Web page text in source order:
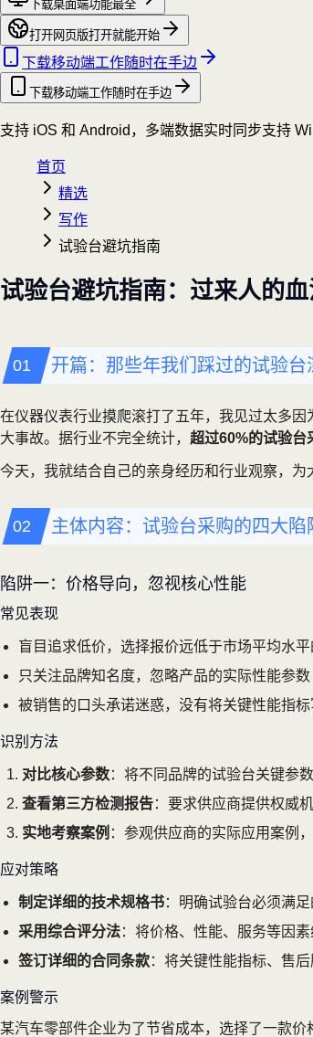
下载桌面端功能最全
打开网页版打开就能开始
下载移动端工作随时在手边
下载移动端工作随时在手边
支持 iOS 和 Android，多端数据实时同步支持
首页
精选
写作
试验台避坑指南
试验台避坑指南：过来人的血
开篇：那些年我们踩过的试验台
在仪器仪表行业摸爬滚打了五年，我见过太多
大事故。据行业不完全统计， 超过60%的试验台
今天，我就结合自己的亲身经历和行业观察，
主体内容：试验台采购的四大陷
陷阱一：价格导向，忽视核心性能
常见表现
盲目追求低价，选择报价远低于市场平均水
只关注品牌知名度，忽略产品的实际性能参数
被销售的口头承诺迷惑，没有将关键性能指标
识别方法
对比核心参数：将不同品牌的试验台关键参
查看第三方检测报告：要求供应商提供权威
实地考察案例 ：参观供应商的实际应用案例
应对策略
制定详细的技术规格书：明确试验台必须满
采用综合评分法：将价格、性能、服务等因
签订详细的合同条款：将关键性能指标、售
案例警示
某汽车零部件企业为了节省成本，选择了一款